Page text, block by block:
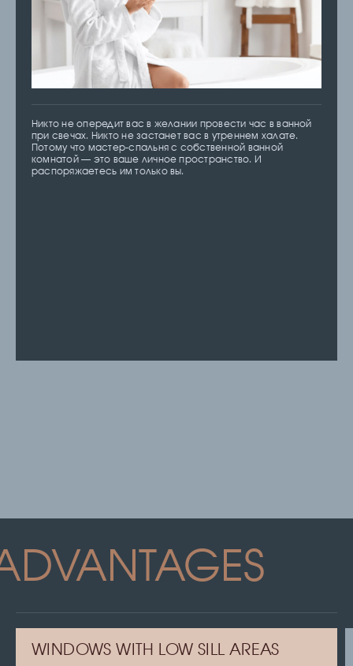
Никто не опередит вас в желании провести час в ванной
при свечах. Никто не застанет вас в утреннем халате.
Потому что мастер-спальня с собственной ванной
комнатой — это ваше личное пространство. И
распоряжаетесь им только вы.
WINDOWS WITH LOW SILL AREAS